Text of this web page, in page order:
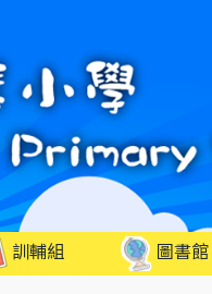
訓輔組 圖書館